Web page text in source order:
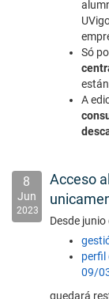
Só
A
8
Jun
2023
Acceso
Desde
perfil
09/
quedará